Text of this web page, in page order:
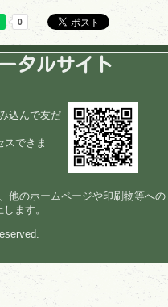
タルサイト
込んで友だ
スできま
他のホームページや印刷物等への
ます。